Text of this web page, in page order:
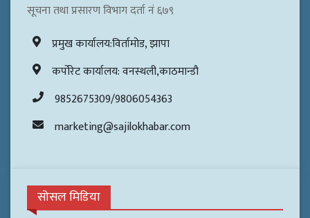
सूचना तथा प्रसारण विभाग दर्ता नं ६७९
प्रमुख कार्यालय:विर्तामोड, झापा
कर्पोरेट कार्यालय: वनस्थली,काठमान्डौ
9852675309/9806054363
marketing@sajilokhabar.com
सोसल मिडिया